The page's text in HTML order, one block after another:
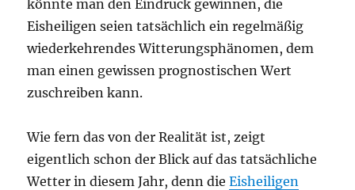
könnte man den Eindruck gewinnen, die
Eisheiligen seien tatsächlich ein regelmäßig
wiederkehrendes Witterungsphänomen, dem
man einen gewissen prognostischen Wert
zuschreiben kann.
Wie fern das von der Realität ist, zeigt
eigentlich schon der Blick auf das tatsächliche
Wetter in diesem Jahr, denn dieEisheiligen